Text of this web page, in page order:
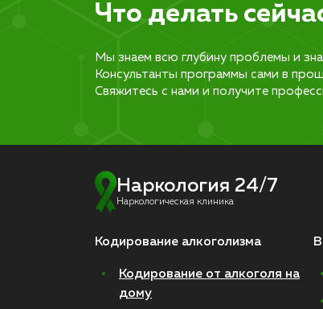
Что делать
Мы знаем всю глубину проблемы и
Консультанты программы сами в
Свяжитесь с нами и получите
Наркология 24/7
Наркологическая клиника
Кодирование алкоголизма
Кодирование от алкоголя на
дому